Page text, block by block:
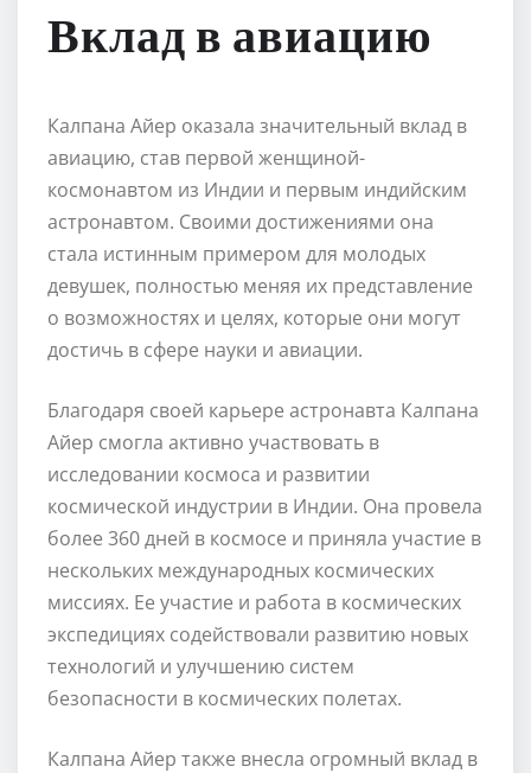
Вклад в авиацию
Калпана Айер оказала значительный вклад в
авиацию, став первой женщиной-
космонавтом из Индии и первым индийским
астронавтом. Своими достижениями она
стала истинным примером для молодых
девушек, полностью меняя их представление
о возможностях и целях, которые они могут
достичь в сфере науки и авиации.
Благодаря своей карьере астронавта Калпана
Айер смогла активно участвовать в
исследовании космоса и развитии
космической индустрии в Индии. Она провела
более 360 дней в космосе и приняла участие в
нескольких международных космических
миссиях. Ее участие и работа в космических
экспедициях содействовали развитию новых
технологий и улучшению систем
безопасности в космических полетах.
Калпана Айер также внесла огромный вклад в